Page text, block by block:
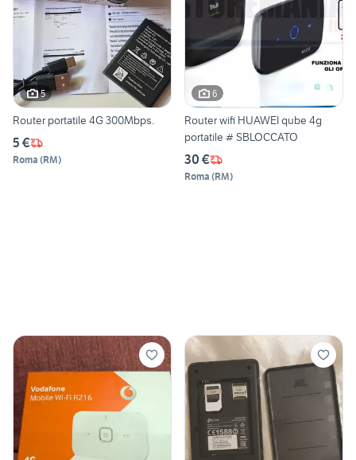
5
Router portatile 4G 300Mbps.
5 €
Roma (RM)
6
Router wifi HUAWEI qube 4g
portatile # SBLOCCATO
30 €
Roma (RM)